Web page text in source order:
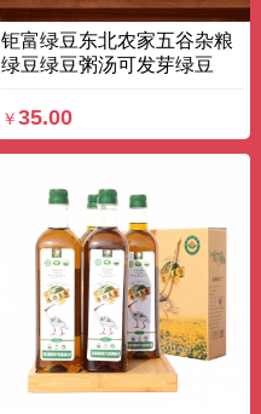
钜富绿豆东北农家五谷杂粮
绿豆绿豆粥汤可发芽绿豆
￥35.00